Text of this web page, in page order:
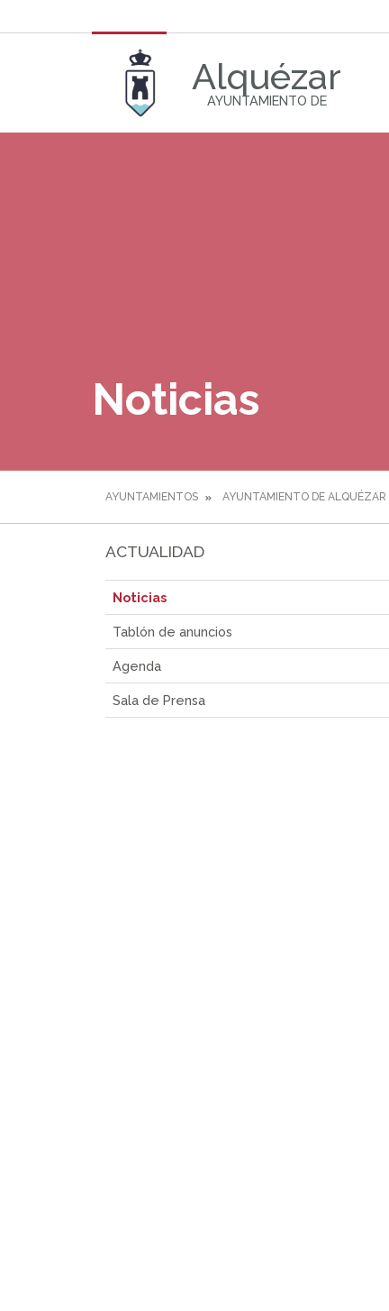
Alquézar
AYUNTAMIENTO DE
Noticias
AYUNTAMIENTOS AYUNTAMIENTO DE ALQUÉZAR
ACTUALIDAD
Noticias
Tablón de anuncios
Agenda
Sala de Prensa